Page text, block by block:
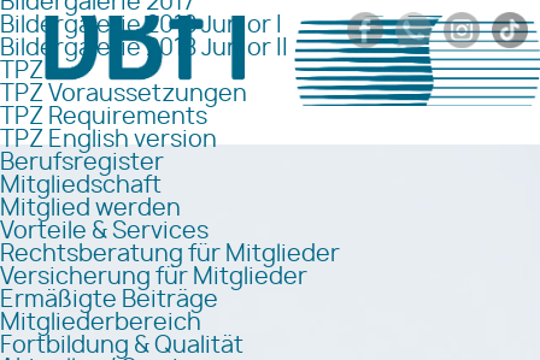
Bildergalerie 2018 Junior I
Bildergalerie 2018 Junior II
TPZ
TPZ Voraussetzungen
TPZ Requirements
TPZ English version
Berufsregister
Mitgliedschaft
Mitglied werden
Vorteile & Services
Rechtsberatung für Mitglieder
Versicherung für Mitglieder
Ermäßigte Beiträge
Mitgliederbereich
Fortbildung & Qualität